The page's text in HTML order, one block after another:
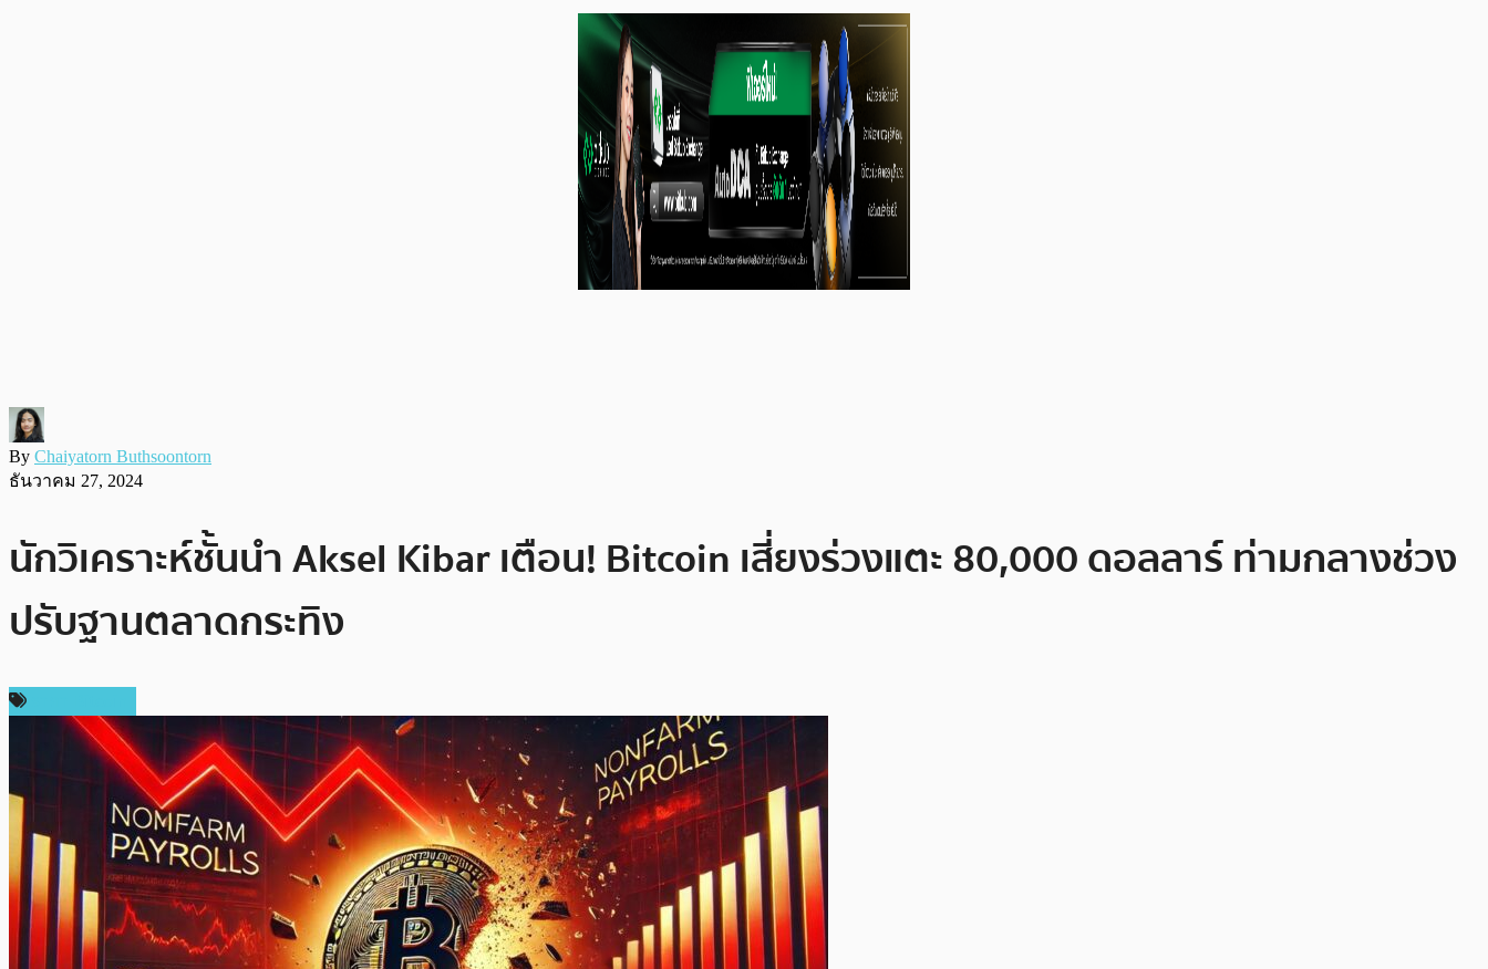
By Chaiyatorn Buthsoontorn
ธันวาคม 27, 2024
นักวิเคราะห์ชั้นนำ Aksel Kibar เตือน! Bitcoin เสี่ยงร่วงแตะ 80,000 ดอลลาร์ ท่ามกลางช่วง
ปรับฐานตลาดกระทิง